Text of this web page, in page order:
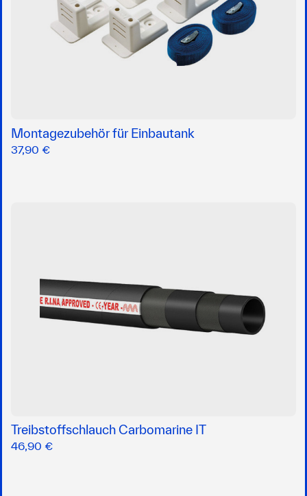
Montagezubehör für Einbautank
37,90 €
Treibstoffschlauch Carbomarine IT
46,90 €